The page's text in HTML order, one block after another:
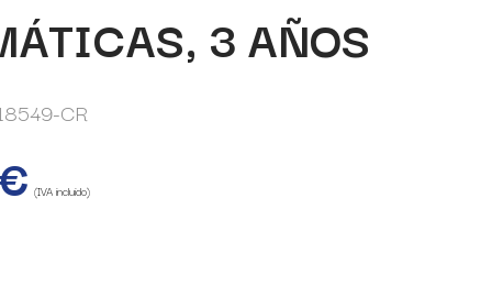
3 AÑOS
CR
(IVA incluido)